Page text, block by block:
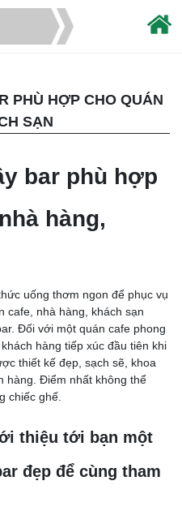
PHÙ HỢP CHO QUÁN
SẠN
bar phù hợp
hàng,
uống thơm ngon để phục vụ
cafe, nhà hàng, khách sạn
Đối với một quán cafe phong
hàng tiếp xúc đầu tiên khi
thiết kế đẹp, sạch sẽ, khoa
hàng. Điểm nhất không thể
chiếc ghế.
thiệu tới bạn một
đẹp để cùng tham